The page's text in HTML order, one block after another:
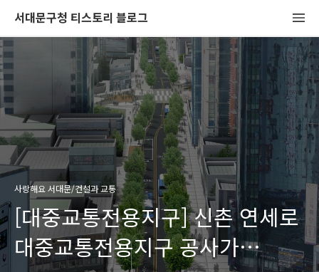
서대문구청 티스토리 블로그
사랑해요 서대문/건설과 교통
[대중교통전용지구] 신촌 연세로
대중교통전용지구 공사가